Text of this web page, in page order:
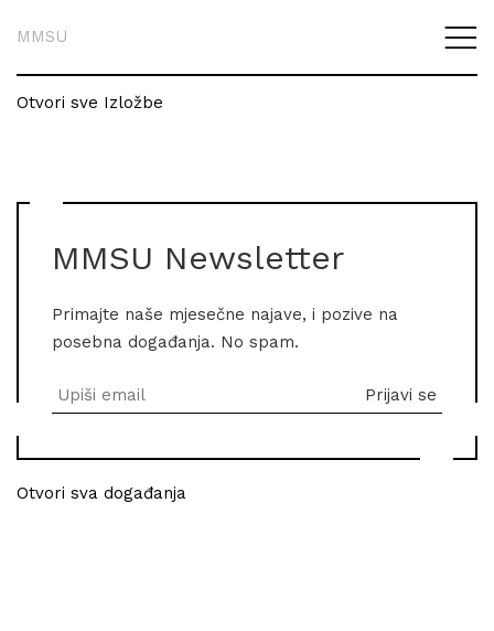
MMSU
Otvori sve Izložbe
MMSU Newsletter
Primajte naše mjesečne najave, i pozive na
posebna događanja. No spam.
Otvori sva događanja